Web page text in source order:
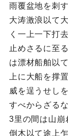
雨覆盆地を刺
大涛激浪以て
く一上一下打
止めさるに至
は漂材船舶以
上に大船を撑
威を逞うせし
すべからざる
3里の間は山崩
倒木以て途上